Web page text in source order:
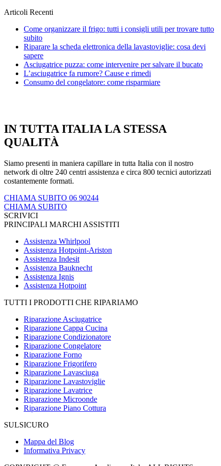
Articoli Recenti
Come organizzare il frigo: tutti i consigli utili per trovare tutto
subito
Riparare la scheda elettronica della lavastoviglie: cosa devi
sapere
Asciugatrice puzza: come intervenire per salvare il bucato
L’asciugatrice fa rumore? Cause e rimedi
Consumo del congelatore: come risparmiare
IN TUTTA ITALIA LA STESSA
QUALITÀ
Siamo presenti in maniera capillare in tutta Italia con il nostro
network di oltre 240 centri assistenza e circa 800 tecnici autorizzati
costantemente formati.
CHIAMA SUBITO 06 90244
CHIAMA SUBITO
SCRIVICI
PRINCIPALI MARCHI ASSISTITI
Assistenza Whirlpool
Assistenza Hotpoint-Ariston
Assistenza Indesit
Assistenza Bauknecht
Assistenza Ignis
Assistenza Hotpoint
TUTTI I PRODOTTI CHE RIPARIAMO
Riparazione Asciugatrice
Riparazione Cappa Cucina
Riparazione Condizionatore
Riparazione Congelatore
Riparazione Forno
Riparazione Frigorifero
Riparazione Lavasciuga
Riparazione Lavastoviglie
Riparazione Lavatrice
Riparazione Microonde
Riparazione Piano Cottura
SULSICURO
Mappa del Blog
Informativa Privacy